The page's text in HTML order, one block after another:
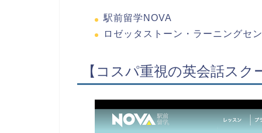
駅前留学NOVA
ロゼッタストーン・ラーニングセ
【コスパ重視の英会話スク